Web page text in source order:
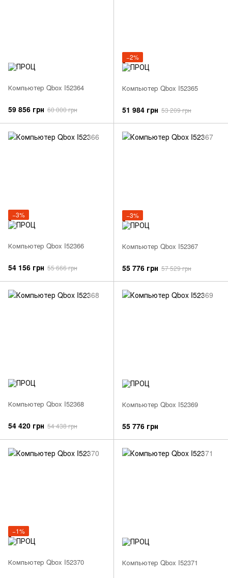
Компьютер Qbox I52364
59 856 грн 60 000 грн
−2%
Компьютер Qbox I52365
51 984 грн 53 209 грн
−3%
Компьютер Qbox I52366
54 156 грн 55 666 грн
−3%
Компьютер Qbox I52367
55 776 грн 57 529 грн
Компьютер Qbox I52368
54 420 грн 54 438 грн
Компьютер Qbox I52369
55 776 грн
−1%
Компьютер Qbox I52370 Компьютер Qbox I52371